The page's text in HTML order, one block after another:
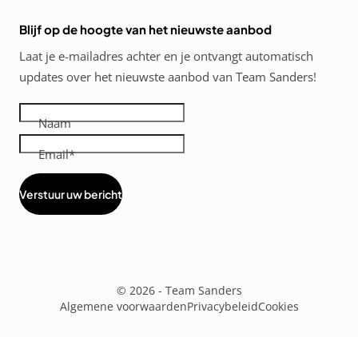
Blijf op de hoogte van het nieuwste aanbod
Laat je e-mailadres achter en je ontvangt automatisch
updates over het nieuwste aanbod van Team Sanders!
Naam
Email
Verstuur uw bericht
© 2026 - Team Sanders
Algemene voorwaardenPrivacybeleidCookies